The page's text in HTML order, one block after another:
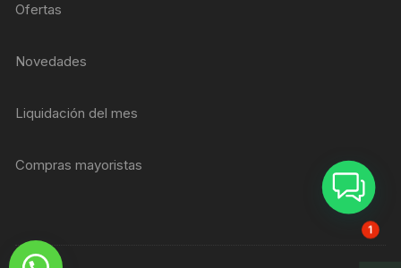
Ofertas
Novedades
Liquidación del mes
Compras mayoristas
1